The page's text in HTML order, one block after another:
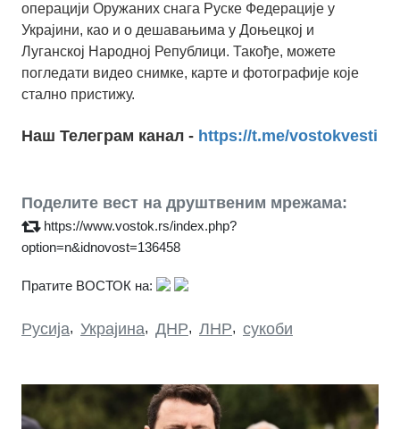
операцији Оружаних снага Руске Федерације у
Украјини, као и о дешавањима у Доњецкој и
Луганској Народној Републици. Такође, можете
погледати видео снимке, карте и фотографије које
стално пристижу.
Наш Телеграм канал - https://t.me/vostokvesti
Поделите вест на друштвеним мрежама:
https://www.vostok.rs/index.php?
option=n&idnovost=136458
Пратите ВОСТОК на:
Русија, Украјина, ДНР, ЛНР, сукоби